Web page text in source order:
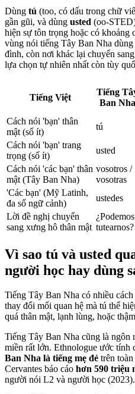
Dùng tú (too, có dấu trong chữ
gần gũi, và dùng usted (oo-
hiện sự tôn trọng hoặc có
vùng nói tiếng Tây Ban Nha dùng
đình, còn nơi khác lại chuyển sang
lựa chọn tự nhiên nhất còn tùy
Tiếng Việt
Tiếng
Ban Nha
Cách nói 'bạn' thân
mật (số ít)
tú
Cách nói 'bạn' trang
trọng (số ít)
usted
Cách nói 'các bạn' thân
mật (Tây Ban Nha)
vosotros /
vosotras
'Các bạn' (Mỹ Latinh,
đa số ngữ cảnh)
ustedes
Lời đề nghị chuyển
sang xưng hô thân mật
¿Podemos
tutearnos?
Vì sao tú và usted
người học hay dùng
Tiếng Tây Ban Nha có nhiều
thay đổi mối quan hệ mà tú thể
quá thân mật, lạnh lùng, hoặc
Tiếng Tây Ban Nha cũng là ngôn
miền rất lớn. Ethnologue ước tính
Ban Nha là tiếng mẹ đẻ trên
Cervantes báo cáo hơn 590 triệu
người nói L2 và người học (2023).